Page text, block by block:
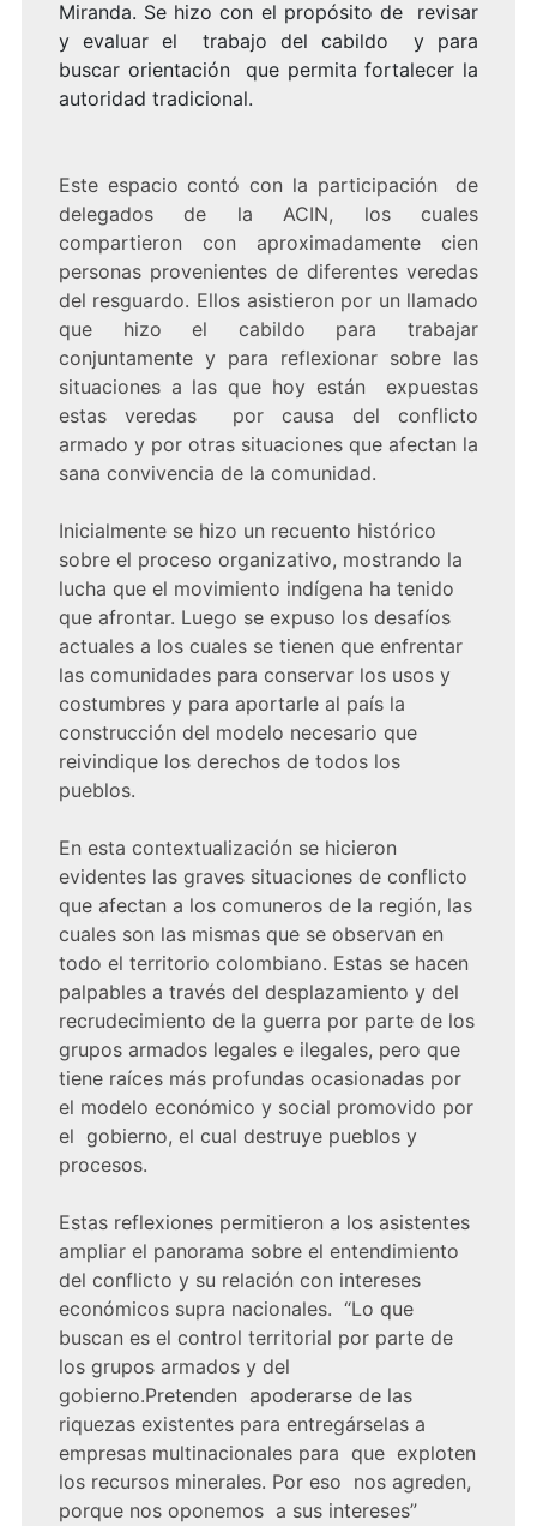
Miranda. Se hizo con el propósito de revisar
y evaluar el trabajo del cabildo y para
buscar orientación que permita fortalecer la
autoridad tradicional.
Este espacio contó con la participación de
delegados de la ACIN, los cuales
compartieron con aproximadamente cien
personas provenientes de diferentes veredas
del resguardo. Ellos asistieron por un llamado
que hizo el cabildo para trabajar
conjuntamente y para reflexionar sobre las
situaciones a las que hoy están expuestas
estas veredas por causa del conflicto
armado y por otras situaciones que afectan la
sana convivencia de la comunidad.
Inicialmente se hizo un recuento histórico
sobre el proceso organizativo, mostrando la
lucha que el movimiento indígena ha tenido
que afrontar. Luego se expuso los desafíos
actuales a los cuales se tienen que enfrentar
las comunidades para conservar los usos y
costumbres y para aportarle al país la
construcción del modelo necesario que
reivindique los derechos de todos los
pueblos.
En esta contextualización se hicieron
evidentes las graves situaciones de conflicto
que afectan a los comuneros de la región, las
cuales son las mismas que se observan en
todo el territorio colombiano. Estas se hacen
palpables a través del desplazamiento y del
recrudecimiento de la guerra por parte de los
grupos armados legales e ilegales, pero que
tiene raíces más profundas ocasionadas por
el modelo económico y social promovido por
el gobierno, el cual destruye pueblos y
procesos.
Estas reflexiones permitieron a los asistentes
ampliar el panorama sobre el entendimiento
del conflicto y su relación con intereses
económicos supra nacionales. “Lo que
buscan es el control territorial por parte de
los grupos armados y del
gobierno.Pretenden apoderarse de las
riquezas existentes para entregárselas a
empresas multinacionales para que exploten
los recursos minerales. Por eso nos agreden,
porque nos oponemos a sus intereses”